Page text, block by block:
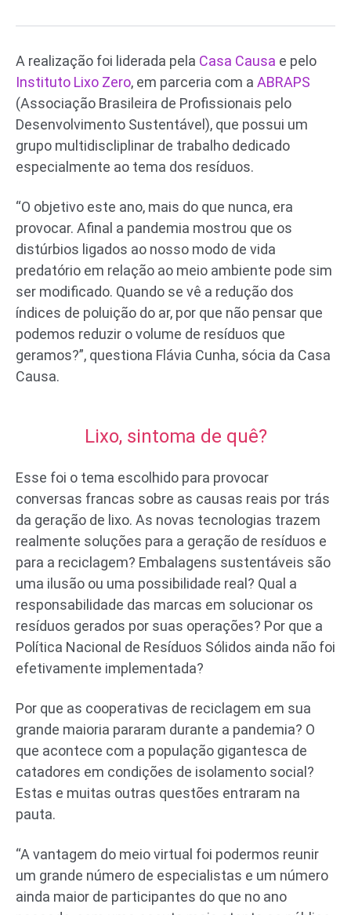
A realização foi liderada pela Casa Causa e pelo
Instituto Lixo Zero, em parceria com a ABRAPS
(Associação Brasileira de Profissionais pelo
Desenvolvimento Sustentável), que possui um
grupo multidiscliplinar de trabalho dedicado
especialmente ao tema dos resíduos.
“O objetivo este ano, mais do que nunca, era
provocar. Afinal a pandemia mostrou que os
distúrbios ligados ao nosso modo de vida
predatório em relação ao meio ambiente pode sim
ser modificado. Quando se vê a redução dos
índices de poluição do ar, por que não pensar que
podemos reduzir o volume de resíduos que
geramos?”, questiona Flávia Cunha, sócia da Casa
Causa.
Lixo, sintoma de quê?
Esse foi o tema escolhido para provocar
conversas francas sobre as causas reais por trás
da geração de lixo. As novas tecnologias trazem
realmente soluções para a geração de resíduos e
para a reciclagem? Embalagens sustentáveis são
uma ilusão ou uma possibilidade real? Qual a
responsabilidade das marcas em solucionar os
resíduos gerados por suas operações? Por que a
Política Nacional de Resíduos Sólidos ainda não foi
efetivamente implementada?
Por que as cooperativas de reciclagem em sua
grande maioria pararam durante a pandemia? O
que acontece com a população gigantesca de
catadores em condições de isolamento social?
Estas e muitas outras questões entraram na
pauta.
“A vantagem do meio virtual foi podermos reunir
um grande número de especialistas e um número
ainda maior de participantes do que no ano